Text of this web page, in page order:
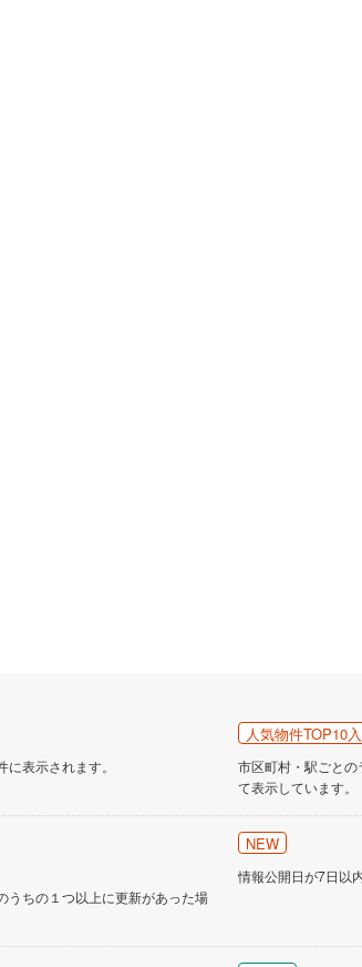
表示されます。
人気物件TOP10
市区町村・駅ごと
て表示しています。
うちの１つ以上に更新があった場
NEW
情報公開日が7日以